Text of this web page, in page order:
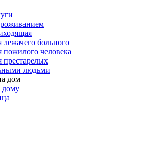
лежачего больного
пожилого человека
престарелых
людьми
дом
дому